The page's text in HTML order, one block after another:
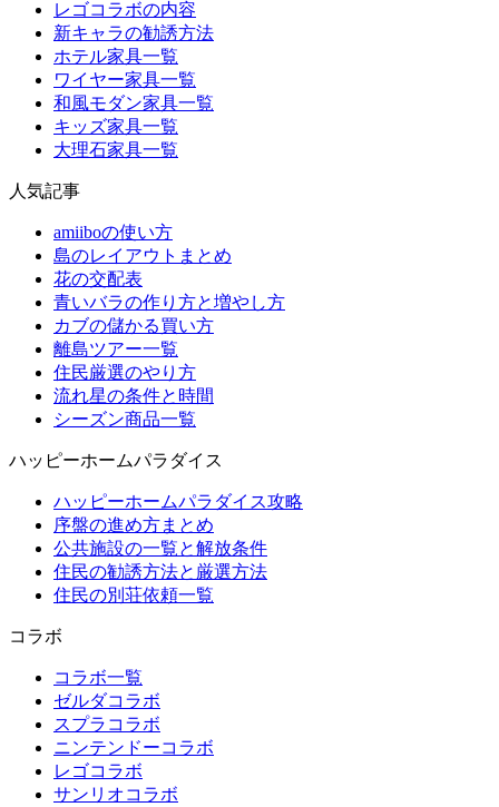
レゴコラボの内容
新キャラの勧誘方法
ホテル家具一覧
ワイヤー家具一覧
和風モダン家具一覧
キッズ家具一覧
大理石家具一覧
人気記事
amiiboの使い方
島のレイアウトまとめ
花の交配表
青いバラの作り方と増やし方
カブの儲かる買い方
離島ツアー一覧
住民厳選のやり方
流れ星の条件と時間
シーズン商品一覧
ハッピーホームパラダイス
ハッピーホームパラダイス攻略
序盤の進め方まとめ
公共施設の一覧と解放条件
住民の勧誘方法と厳選方法
住民の別荘依頼一覧
コラボ
コラボ一覧
ゼルダコラボ
スプラコラボ
ニンテンドーコラボ
レゴコラボ
サンリオコラボ